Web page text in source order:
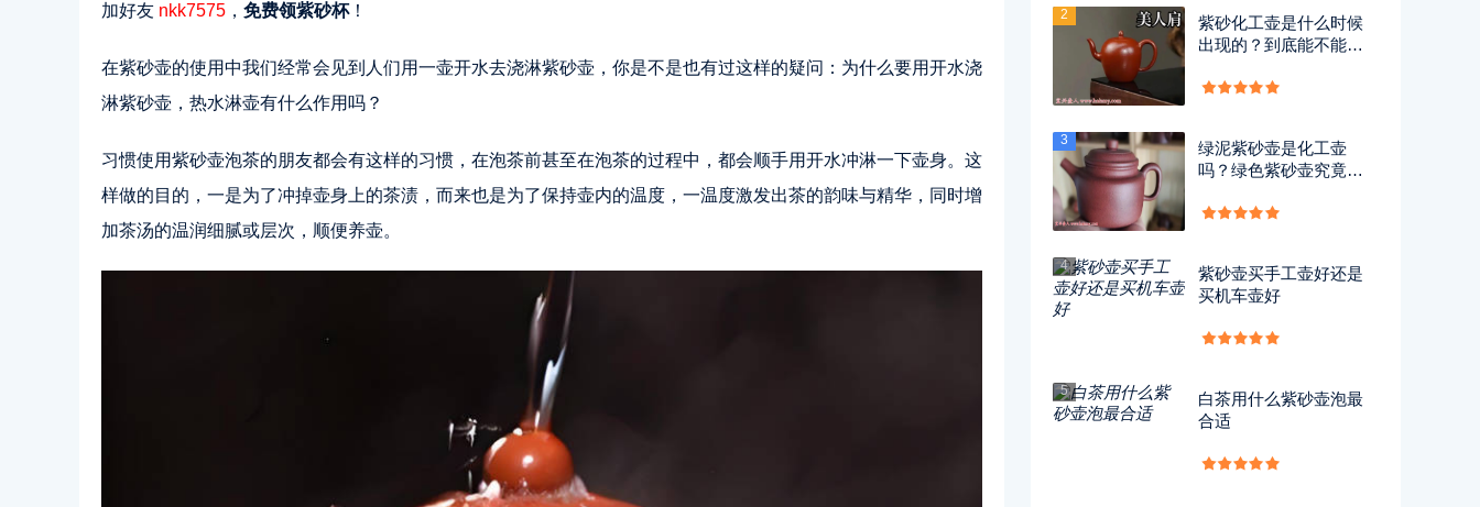
加好友 nkk7575 ， 免费领紫砂杯！
在紫砂壶的使用中我们经常会见到人们用一壶开水去浇淋紫砂壶，你是不是也有过这样的疑问：为什么要用开水浇
淋紫砂壶，热水淋壶有什么作用吗？
习惯使用紫砂壶泡茶的朋友都会有这样的习惯，在泡茶前甚至在泡茶的过程中，都会顺手用开水冲淋一下壶身。这
样做的目的，一是为了冲掉壶身上的茶渍，而来也是为了保持壶内的温度，一温度激发出茶的韵味与精华，同时增
加茶汤的温润细腻或层次，顺便养壶。
2
紫砂化工壶是什么时候
出现的？到底能不能
3
绿泥紫砂壶是化工壶
吗？绿色紫砂壶究竟有
4
紫砂壶买手工壶好还是
买机车壶好
5
白茶用什么紫砂壶泡最
合适